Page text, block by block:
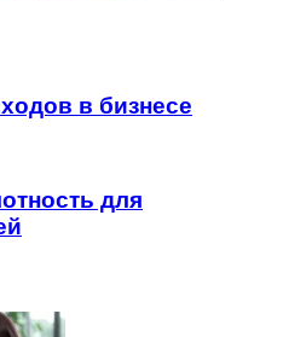
в бизнесе
для